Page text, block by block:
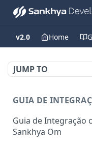
v2.0 Home
JUMP TO
GUIA DE
Guia de Integração
Sankhya Om